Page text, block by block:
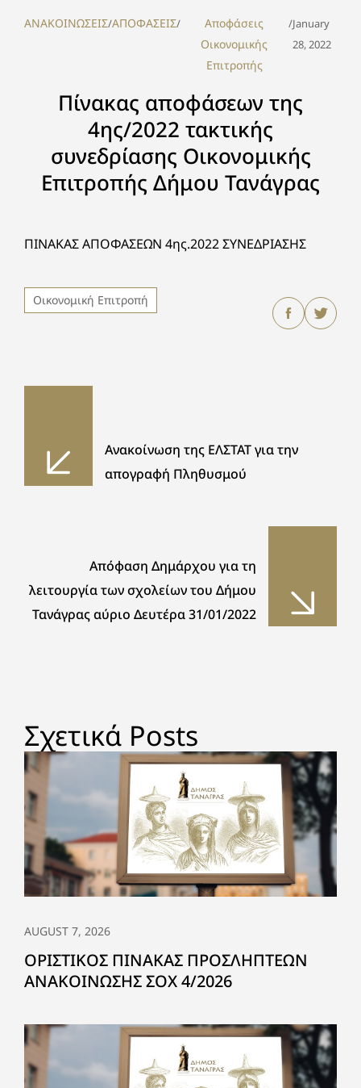
ΑΝΑΚΟΙΝΩΣΕΙΣ/ΑΠΟΦΑΣΕΙΣ/
Αποφάσεις
Οικονομικής
Επιτροπής
/January
28, 2022
Πίνακας αποφάσεων της
4ης/2022 τακτικής
συνεδρίασης Οικονομικής
Επιτροπής Δήμου Τανάγρας
ΠΙΝΑΚΑΣ ΑΠΟΦΑΣΕΩΝ 4ης.2022 ΣΥΝΕΔΡΙΑΣΗΣ
Οικονομική Επιτροπή
Ανακοίνωση της ΕΛΣΤΑΤ για την
απογραφή Πληθυσμού
Απόφαση Δημάρχου για τη
λειτουργία των σχολείων του Δήμου
Τανάγρας αύριο Δευτέρα 31/01/2022
Σχετικά Posts
AUGUST 7, 2026
ΟΡΙΣΤΙΚΟΣ ΠΙΝΑΚΑΣ ΠΡΟΣΛΗΠΤΕΩΝ
ΑΝΑΚΟΙΝΩΣΗΣ ΣΟΧ 4/2026